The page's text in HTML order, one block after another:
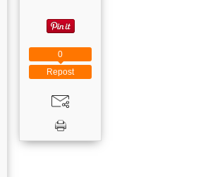
Repost
0